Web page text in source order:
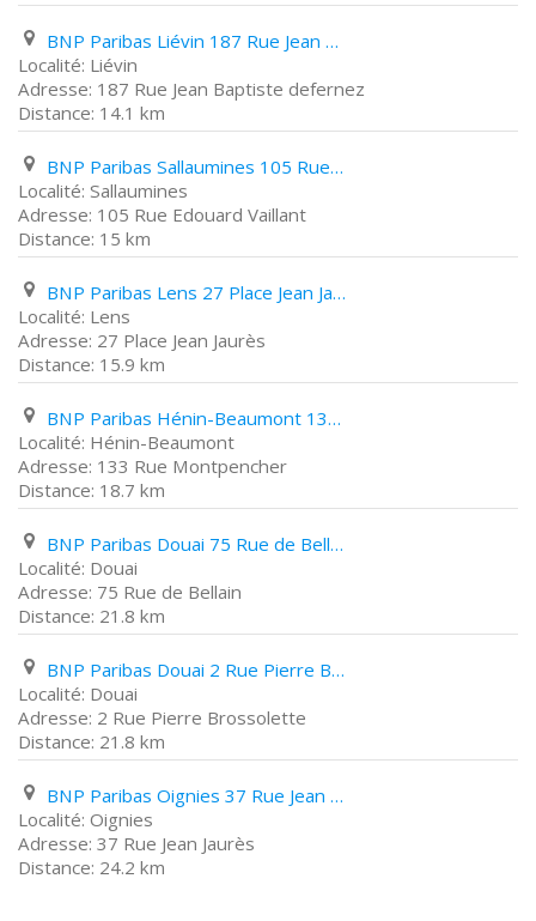
BNP Paribas Liévin 187 Rue Jean Baptiste defernez
Liévin
187 Rue Jean Baptiste defernez
14.1 km
BNP Paribas Sallaumines 105 Rue Edouard Vaillant
Sallaumines
105 Rue Edouard Vaillant
15 km
BNP Paribas Lens 27 Place Jean Jaurès
Lens
27 Place Jean Jaurès
15.9 km
BNP Paribas Hénin-Beaumont 133 Rue Montpencher
Hénin-Beaumont
133 Rue Montpencher
18.7 km
BNP Paribas Douai 75 Rue de Bellain
Douai
75 Rue de Bellain
21.8 km
BNP Paribas Douai 2 Rue Pierre Brossolette
Douai
2 Rue Pierre Brossolette
21.8 km
BNP Paribas Oignies 37 Rue Jean Jaurès
Oignies
37 Rue Jean Jaurès
24.2 km